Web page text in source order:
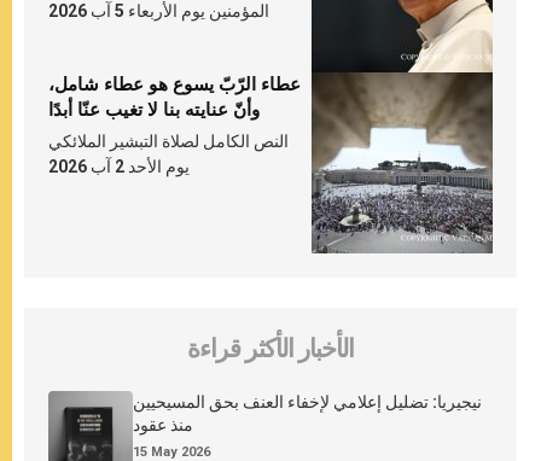
المؤمنين يوم الأربعاء 5 آب 2026
عطاء الرّبّ يسوع هو عطاء شامل،
وأنّ عنايته بنا لا تغيب عنّا أبدًا
النص الكامل لصلاة التبشير الملائكي
يوم الأحد 2 آب 2026
الأخبار الأكثر قراءة
نيجيريا: تضليل إعلامي لإخفاء العنف بحق المسيحيين
منذ عقود
15 May 2026